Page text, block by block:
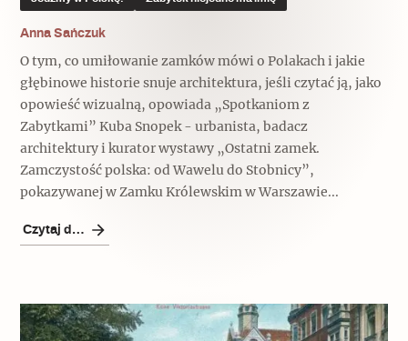
Anna Sańczuk
O tym, co umiłowanie zamków mówi o Polakach i jakie
głębinowe historie snuje architektura, jeśli czytać ją, jako
opowieść wizualną, opowiada „Spotkaniom z
Zabytkami” Kuba Snopek - urbanista, badacz
architektury i kurator wystawy „Ostatni zamek.
Zamczystość polska: od Wawelu do Stobnicy”,
pokazywanej w Zamku Królewskim w Warszawie...
Czytaj dalej